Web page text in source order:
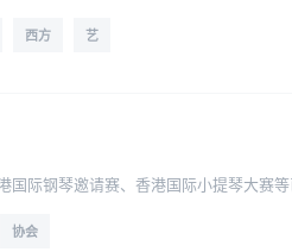
西方 艺
际钢琴邀请赛、香港国际小提琴大赛
协会